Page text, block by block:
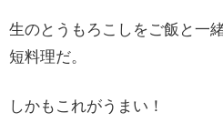
生のとうもろこしをご飯と一
短料理だ。
しかもこれがうまい！